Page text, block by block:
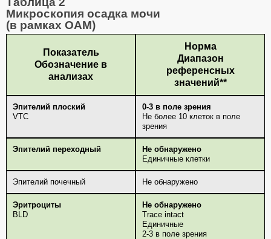
Микроскопия осадка мочи
(в рамках ОАМ)
Показатель
Обозначение в
анализах
Норма
Диапазон
референсных
значений**
Эпителий плоский
VTC
0-3 в поле зрения
Не более 10 клеток в поле
зрения
Эпителий переходный
Не обнаружено
Единичные клетки
Эпителий почечный Не обнаружено
Эритроциты
BLD
Не обнаружено
Trace intact
Единичные
2-3 в поле зрения